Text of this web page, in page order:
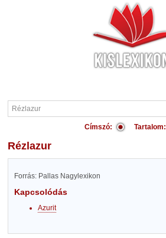
Címszó: Tartalom:
Rézlazur
Forrás: Pallas Nagylexikon
Kapcsolódás
Azurit